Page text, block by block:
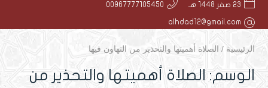
23 صفر 1448 هـ 00967777105450
alhdad12@gmail.com
الرئيسية / الصلاة أهميتها والتحذير من التهاون فيها
الوسم: الصلاة أهميتها والتحذير من